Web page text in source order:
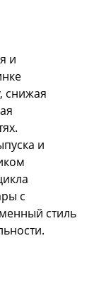
и
снижая
и
с
стиль